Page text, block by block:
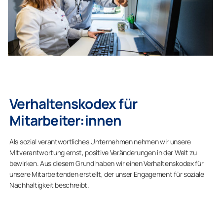
Verhaltenskodex für
Mitarbeiter:innen
Als sozial verantwortliches Unternehmen nehmen wir unsere
Mitverantwortung ernst, positive Veränderungen in der Welt zu
bewirken. Aus diesem Grund haben wir einen Verhaltenskodex für
unsere Mitarbeitenden erstellt, der unser Engagement für soziale
Nachhaltigkeit beschreibt.